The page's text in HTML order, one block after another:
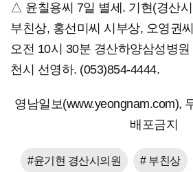
△ 윤칠용씨 7일 별세. 기현(경산시
부친상, 홍선미씨 시부상, 오영권
오전 10시 30분 경산하양삼성병
천시 선영하. (053)854-4444.
영남일보(www.yeongnam.com),
배포금지
#윤기현 경산시의원 # 부친상